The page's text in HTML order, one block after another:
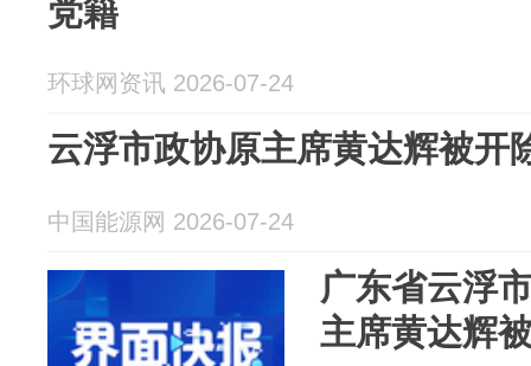
党籍
环球网资讯 2026-07-24
云浮市政协原主席黄达辉被开
中国能源网 2026-07-24
广东省云浮
主席黄达辉